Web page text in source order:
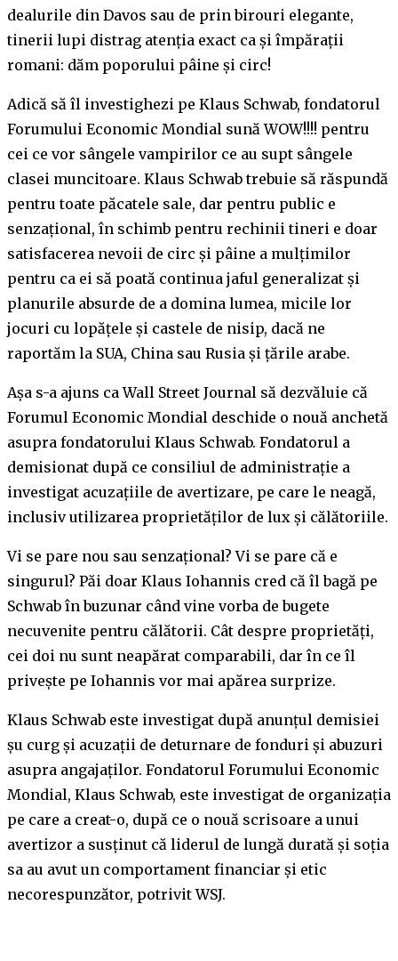
dealurile din Davos sau de prin birouri elegante,
tinerii lupi distrag atenția exact ca și împărații
romani: dăm poporului pâine și circ!
Adică să îl investighezi pe Klaus Schwab, fondatorul
Forumului Economic Mondial sună WOW!!!! pentru
cei ce vor sângele vampirilor ce au supt sângele
clasei muncitoare. Klaus Schwab trebuie să răspundă
pentru toate păcatele sale, dar pentru public e
senzațional, în schimb pentru rechinii tineri e doar
satisfacerea nevoii de circ și pâine a mulțimilor
pentru ca ei să poată continua jaful generalizat și
planurile absurde de a domina lumea, micile lor
jocuri cu lopățele și castele de nisip, dacă ne
raportăm la SUA, China sau Rusia și țările arabe.
Așa s-a ajuns ca Wall Street Journal să dezvăluie că
Forumul Economic Mondial deschide o nouă anchetă
asupra fondatorului Klaus Schwab. Fondatorul a
demisionat după ce consiliul de administrație a
investigat acuzațiile de avertizare, pe care le neagă,
inclusiv utilizarea proprietăților de lux și călătoriile.
Vi se pare nou sau senzațional? Vi se pare că e
singurul? Păi doar Klaus Iohannis cred că îl bagă pe
Schwab în buzunar când vine vorba de bugete
necuvenite pentru călătorii. Cât despre proprietăți,
cei doi nu sunt neapărat comparabili, dar în ce îl
privește pe Iohannis vor mai apărea surprize.
Klaus Schwab este investigat după anunțul demisiei
șu curg și acuzații de deturnare de fonduri și abuzuri
asupra angajaților. Fondatorul Forumului Economic
Mondial, Klaus Schwab, este investigat de organizația
pe care a creat-o, după ce o nouă scrisoare a unui
avertizor a susținut că liderul de lungă durată și soția
sa au avut un comportament financiar și etic
necorespunzător, potrivit WSJ.